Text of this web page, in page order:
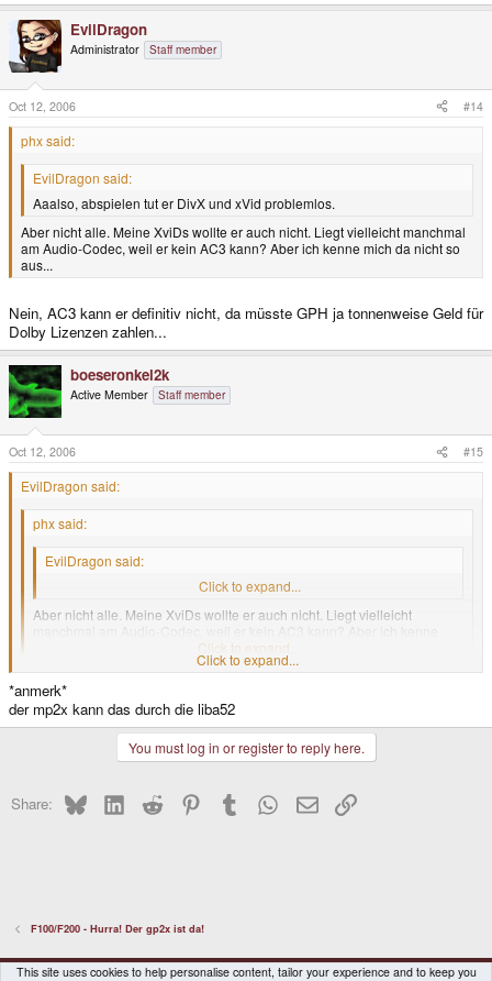
EvilDragon
Administrator Staff member
Oct 12, 2006 #14
phx said:
EvilDragon said:
Aaalso, abspielen tut er DivX und xVid problemlos.
Aber nicht alle. Meine XviDs wollte er auch nicht. Liegt vielleicht manchmal
am Audio-Codec, weil er kein AC3 kann? Aber ich kenne mich da nicht so
aus...
Nein, AC3 kann er definitiv nicht, da müsste GPH ja tonnenweise Geld für
Dolby Lizenzen zahlen...
boeseronkel2k
Active Member Staff member
Oct 12, 2006 #15
EvilDragon said:
phx said:
EvilDragon said:
Aaalso, abspielen tut er DivX und xVid problemlos.
Click to expand...
Aber nicht alle. Meine XviDs wollte er auch nicht. Liegt vielleicht
manchmal am Audio-Codec, weil er kein AC3 kann? Aber ich kenne
Click to expand...
Nein, AC3 kann er definitiv nicht, da müsste GPH ja tonnenweise Geld für
Dolby Lizenzen zahlen...
Click to expand...
*anmerk*
der mp2x kann das durch die liba52
You must log in or register to reply here.
Share: BlueskyLinkedInReddit PinterestTumblr WhatsApp
EmailLink
F100/F200 - Hurra! Der gp2x ist da!
DragonBox Pyra English (US)
This site uses cookies to help personalise content, tailor your experience and to keep you